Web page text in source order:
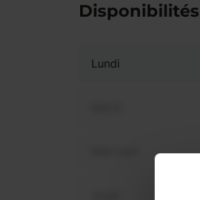
Disponibilités
Lundi